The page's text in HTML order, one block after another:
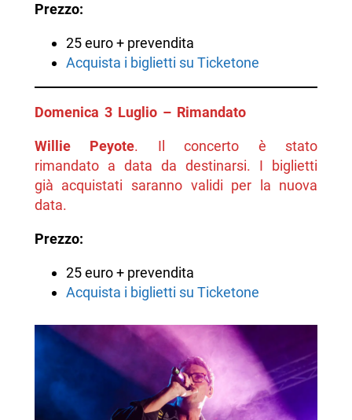
Prezzo:
25 euro + prevendita
Acquista i biglietti su Ticketone
Domenica 3 Luglio – Rimandato
Willie Peyote. Il concerto è stato
rimandato a data da destinarsi. I biglietti
già acquistati saranno validi per la nuova
data.
Prezzo:
25 euro + prevendita
Acquista i biglietti su Ticketone